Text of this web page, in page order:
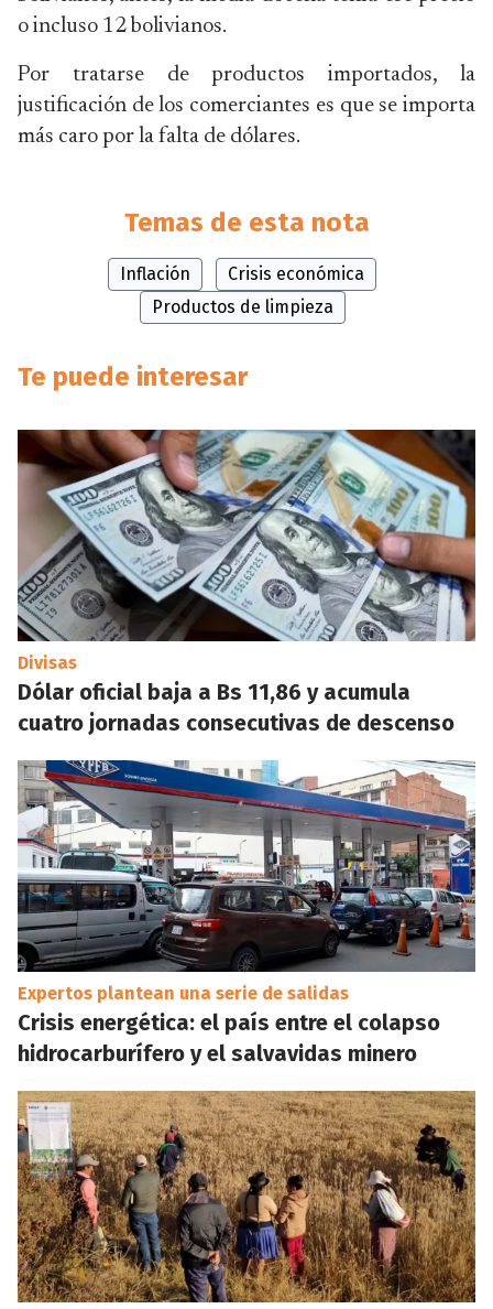
o incluso 12 bolivianos.
Por tratarse de productos importados, la
justificación de los comerciantes es que se importa
más caro por la falta de dólares.
Temas de esta nota
Inflación
Crisis económica
Productos de limpieza
Te puede interesar
Divisas
Dólar oficial baja a Bs 11,86 y acumula
cuatro jornadas consecutivas de descenso
Expertos plantean una serie de salidas
Crisis energética: el país entre el colapso
hidrocarburífero y el salvavidas minero